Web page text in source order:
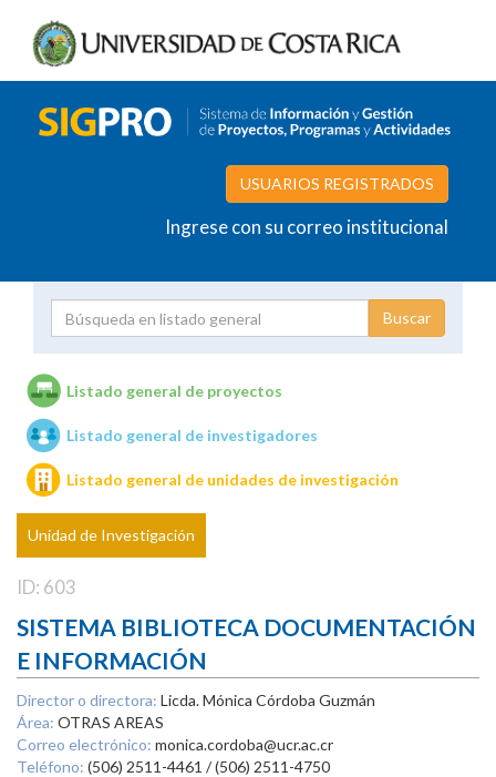
USUARIOS REGISTRADOS
Ingrese con su correo institucional
Unidades de investigación
Listado general de proyectos
Listado general de investigadores
Listado general de unidades de investigación
Unidad de Investigación
ID: 603
SISTEMA BIBLIOTECA DOCUMENTACIÓN
E INFORMACIÓN
Director o directora: Licda. Mónica Córdoba Guzmán
Área: OTRAS AREAS
Correo electrónico: monica.cordoba@ucr.ac.cr
Teléfono: (506) 2511-4461 / (506) 2511-4750